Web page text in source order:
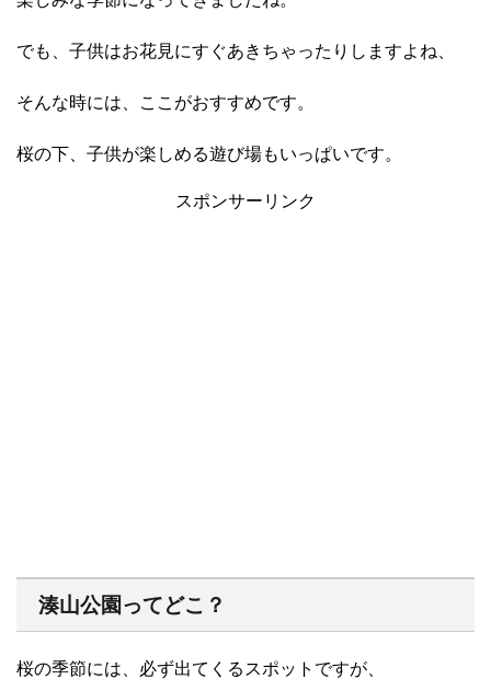
でも、子供はお花見にすぐあきちゃったりしますよね、
そんな時には、ここがおすすめです。
桜の下、子供が楽しめる遊び場もいっぱいです。
スポンサーリンク
湊山公園ってどこ？
桜の季節には、必ず出てくるスポットですが、